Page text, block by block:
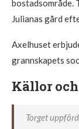
bostadsområde.
Julianas gård
Axelhuset
grannskapets
Källor
Torget